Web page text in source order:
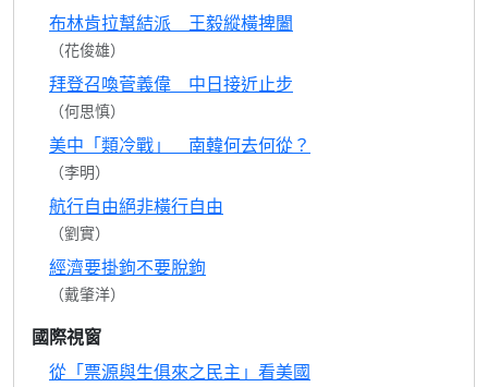
布林肯拉幫結派 王毅縱橫捭闔
（花俊雄）
拜登召喚菅義偉 中日接近止步
（何思慎）
美中「類冷戰」 南韓何去何從？
（李明）
航行自由絕非橫行自由
（劉實）
經濟要掛鉤不要脫鉤
（戴肇洋）
國際視窗
從「票源與生俱來之民主」看美國